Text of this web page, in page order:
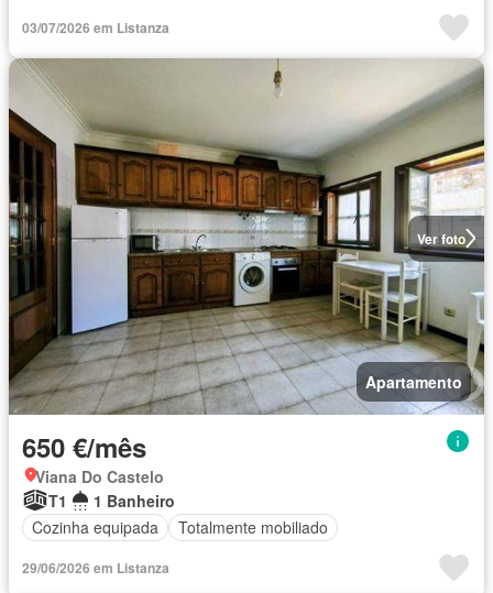
03/07/2026 em Listanza
Ver foto
Apartamento
650 €/mês
Viana Do Castelo
T1
1 Banheiro
Cozinha equipada
Totalmente mobiliado
29/06/2026 em Listanza